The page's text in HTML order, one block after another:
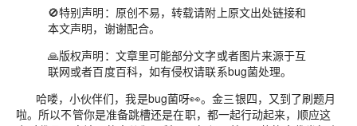
🚫特别声明：原创不易，转载请附上原文出处链接和
本文声明，谢谢配合。
🙏版权声明：文章里可能部分文字或者图片来源于互
联网或者百度百科，如有侵权请联系bug菌处理。
哈喽，小伙伴们，我是bug菌呀👀。金三银四，又到了刷题月
啦。所以不管你是准备跳槽还是在职，都一起行动起来，顺应这